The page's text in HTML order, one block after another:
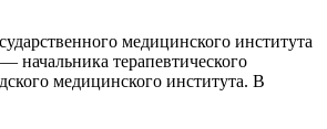
медицинского института
начальника терапевтического
медицинского института. В